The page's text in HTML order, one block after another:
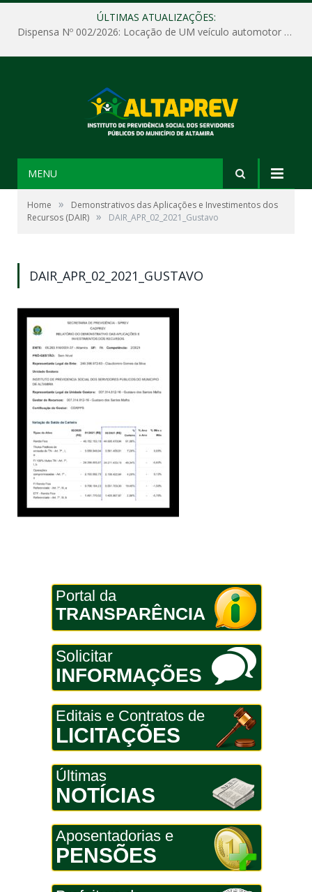
ÚLTIMAS ATUALIZAÇÕES:
Dispensa Nº 002/2026: Locação de UM veículo automotor sem motorista, tipo passeio, com seguro total e quilometragem livre, para atender as demandas operacionais e administrativas do Instituto de Previdência Social dos Servidores Públicos do Município de Altamira – PA – ALTAPREV.
MENU
Home »
Demonstrativos das Aplicações e Investimentos dos
Recursos (DAIR) » DAIR_APR_02_2021_Gustavo
DAIR_APR_02_2021_GUSTAVO
Portal da
TRANSPARÊNCIA
Solicitar
INFORMAÇÕES
Editais e Contratos de
LICITAÇÕES
Últimas
NOTÍCIAS
Aposentadorias e
PENSÕES